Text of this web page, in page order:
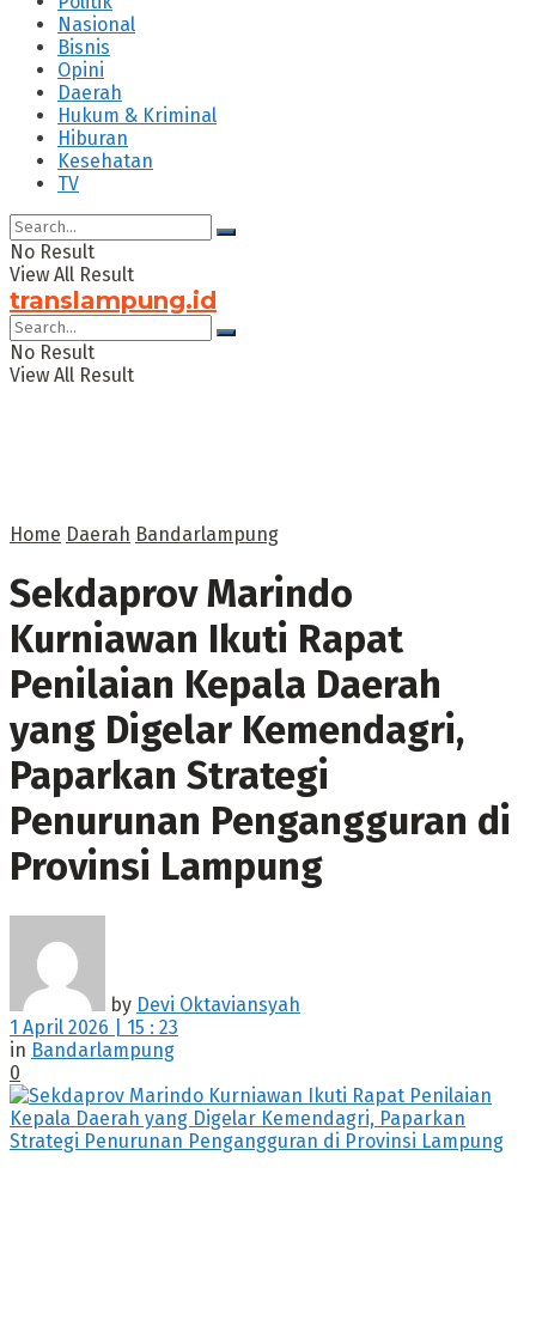
Nasional
Bisnis
Opini
Daerah
Hukum & Kriminal
Hiburan
Kesehatan
TV
No Result
View All Result
translampung.id
No Result
View All Result
Home Daerah Bandarlampung
Sekdaprov Marindo
Kurniawan Ikuti Rapat
Penilaian Kepala Daerah
yang Digelar Kemendagri,
Paparkan Strategi
Penurunan Pengangguran di
Provinsi Lampung
by Devi Oktaviansyah
1 April 2026 | 15 : 23
in Bandarlampung
0